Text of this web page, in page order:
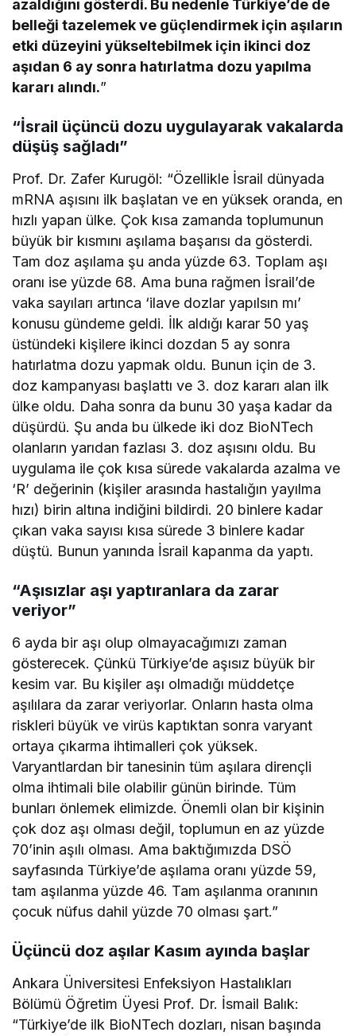
azaldığını gösterdi. Bu nedenle Türkiye’de de
belleği tazelemek ve güçlendirmek için aşıların
etki düzeyini yükseltebilmek için ikinci doz
aşıdan 6 ay sonra hatırlatma dozu yapılma
kararı alındı.”
“İsrail üçüncü dozu uygulayarak vakalarda
düşüş sağladı”
Prof. Dr. Zafer Kurugöl: “Özellikle İsrail dünyada
mRNA aşısını ilk başlatan ve en yüksek oranda, en
hızlı yapan ülke. Çok kısa zamanda toplumunun
büyük bir kısmını aşılama başarısı da gösterdi.
Tam doz aşılama şu anda yüzde 63. Toplam aşı
oranı ise yüzde 68. Ama buna rağmen İsrail’de
vaka sayıları artınca ‘ilave dozlar yapılsın mı’
konusu gündeme geldi. İlk aldığı karar 50 yaş
üstündeki kişilere ikinci dozdan 5 ay sonra
hatırlatma dozu yapmak oldu. Bunun için de 3.
doz kampanyası başlattı ve 3. doz kararı alan ilk
ülke oldu. Daha sonra da bunu 30 yaşa kadar da
düşürdü. Şu anda bu ülkede iki doz BioNTech
olanların yarıdan fazlası 3. doz aşısını oldu. Bu
uygulama ile çok kısa sürede vakalarda azalma ve
‘R’ değerinin (kişiler arasında hastalığın yayılma
hızı) birin altına indiğini bildirdi. 20 binlere kadar
çıkan vaka sayısı kısa sürede 3 binlere kadar
düştü. Bunun yanında İsrail kapanma da yaptı.
“Aşısızlar aşı yaptıranlara da zarar
veriyor”
6 ayda bir aşı olup olmayacağımızı zaman
gösterecek. Çünkü Türkiye’de aşısız büyük bir
kesim var. Bu kişiler aşı olmadığı müddetçe
aşılılara da zarar veriyorlar. Onların hasta olma
riskleri büyük ve virüs kaptıktan sonra varyant
ortaya çıkarma ihtimalleri çok yüksek.
Varyantlardan bir tanesinin tüm aşılara dirençli
olma ihtimali bile olabilir günün birinde. Tüm
bunları önlemek elimizde. Önemli olan bir kişinin
çok doz aşı olması değil, toplumun en az yüzde
70’inin aşılı olması. Ama baktığımızda DSÖ
sayfasında Türkiye’de aşılama oranı yüzde 59,
tam aşılanma yüzde 46. Tam aşılanma oranının
çocuk nüfus dahil yüzde 70 olması şart.”
Üçüncü doz aşılar Kasım ayında başlar
Ankara Üniversitesi Enfeksiyon Hastalıkları
Bölümü Öğretim Üyesi Prof. Dr. İsmail Balık:
“Türkiye’de ilk BioNTech dozları, nisan başında